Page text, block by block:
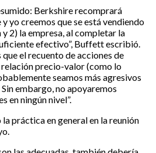
Berkshire recomprará
yo creemos que se está vendiendo
2) la empresa, al completar la
efectivo”, Buffett escribió.
el recuento de acciones de
relación precio-valor (como lo
seamos más agresivos
embargo, no apoyaremos
en ningún nivel”.
práctica en general en la reunión